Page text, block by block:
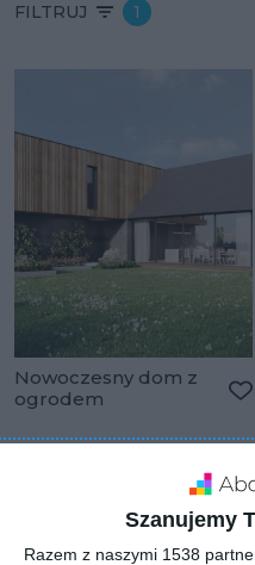
Szanujemy
Razem z naszymi 1538
FILTRUJ 1
Nowoczesny dom z
ogrodem